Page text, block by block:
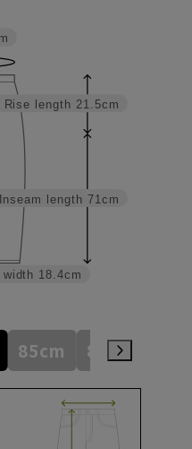
Inseam length 71cm
Rise length 21.5cm
width 18.4cm
85cm 88cm